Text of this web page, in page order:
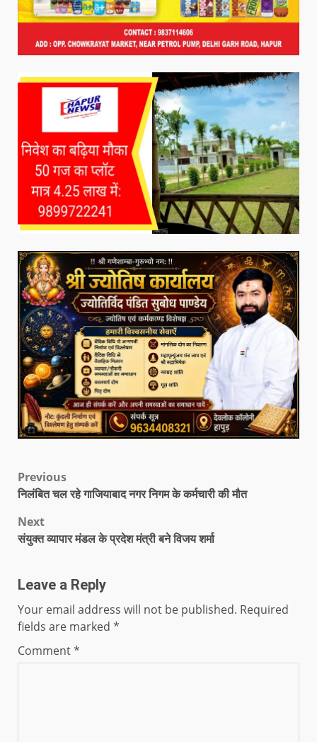
Previous
निलंबित चल रहे गाजियाबाद नगर निगम के कर्मचारी की मौत
Next
संयुक्त व्यापार मंडल के प्रदेश मंत्री बने विजय शर्मा
Leave a Reply
Your email address will not be published. Required
fields are marked *
Comment*